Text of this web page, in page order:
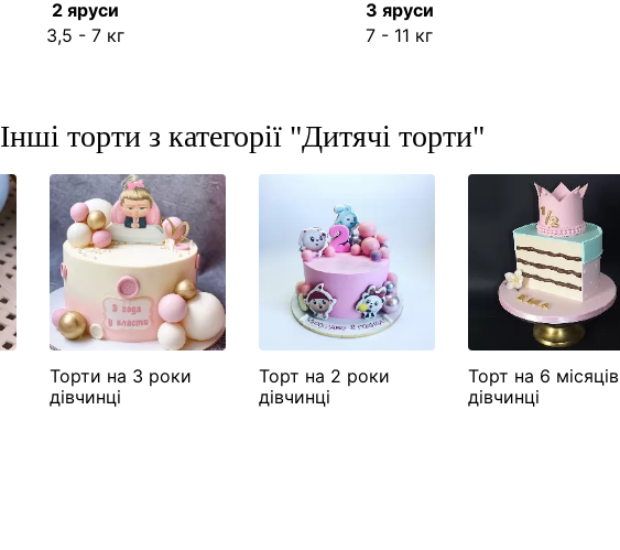
2 яруси
3,5 - 7 кг
3 яруси
7 - 11 кг
Інші торти з категорії "Дитячі торти"
Торти на 3 роки
дівчинці
Торт на 2 роки
дівчинці
Торт на 6 місяців
дівчинці